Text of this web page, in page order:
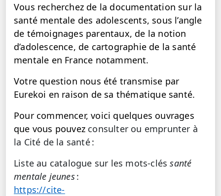
Vous recherchez de la documentation sur la
santé mentale des adolescents, sous l’angle
de témoignages parentaux, de la notion
d’adolescence, de cartographie de la santé
mentale en France notamment.
Votre question nous été transmise par
Eurekoi en raison de sa thématique santé.
Pour commencer, voici quelques ouvrages
que vous pouvez consulter ou emprunter à
la Cité de la santé :
Liste au catalogue sur les mots-cléssanté
mentale jeunes:
https://cite-